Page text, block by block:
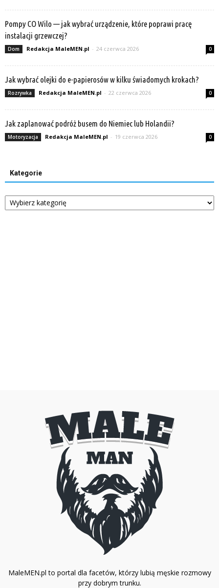
Pompy CO Wilo — jak wybrać urządzenie, które poprawi pracę
instalacji grzewczej?
Dom Redakcja MaleMEN.pl - 24 czerwca 2026 0
Jak wybrać olejki do e-papierosów w kilku świadomych krokach?
Rozrywka Redakcja MaleMEN.pl - 22 czerwca 2026 0
Jak zaplanować podróż busem do Niemiec lub Holandii?
Motoryzacja Redakcja MaleMEN.pl - 19 czerwca 2026 0
Kategorie
Kategorie
MaleMEN.pl to portal dla facetów, którzy lubią męskie rozmowy
przy dobrym trunku.